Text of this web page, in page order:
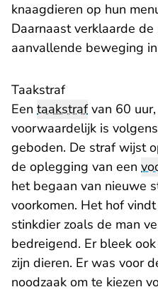
knaagdieren op hun
Daarnaast verklaarde
aanvallende beweging
Taakstraf
Een taakstrafvan 60
voorwaardelijk is
geboden. De straf wijst
de oplegging van een
het begaan van nieuwe
voorkomen. Het hof
stinkdier zoals de man
bedreigend. Er bleek
zijn dieren. Er was voor
noodzaak om te kiezen